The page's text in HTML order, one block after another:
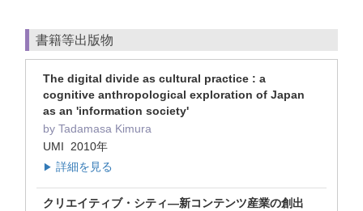
書籍等出版物
The digital divide as cultural practice : a
cognitive anthropological exploration of Japan
as an 'information society'
by Tadamasa Kimura
UMI 2010年
▶ 詳細を見る
クリエイティブ・シティ―新コンテンツ産業の創出